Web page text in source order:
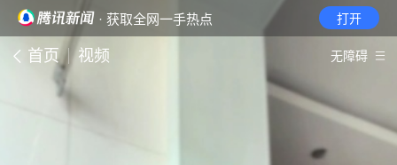
· 获取全网一手热点 打开
首页 视频 无障碍